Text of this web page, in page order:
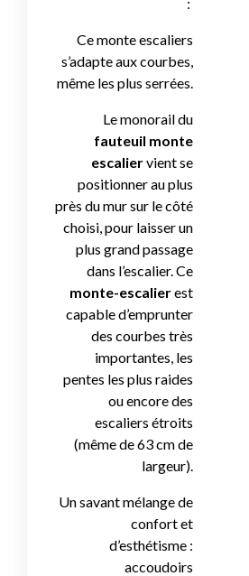
Ce monte escaliers
s’adapte aux courbes,
même les plus serrées.
Le monorail du
fauteuil monte
escaliervient se
positionner au plus
près du mur sur le côté
choisi, pour laisser un
plus grand passage
dans l’escalier. Ce
monte-escalierest
capable d’emprunter
des courbes très
importantes, les
pentes les plus raides
ou encore des
escaliers étroits
(même de 63 cm de
largeur).
Un savant mélange de
confort et
d’esthétisme :
accoudoirs